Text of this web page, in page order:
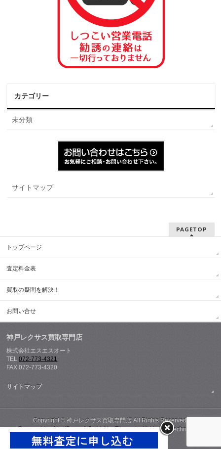
カテゴリー
未分類
サイトマップ
PAGETOP
トップページ
査定料金表
買取の疑問を解決！
お問い合せ
神戸レクサス買取専門店
株式会社エスエスオート
TEL072-773-4321
FAX 072-773-4320
サイトマップ
Copyright © 神戸レクサス買取専門店All Rights Reserved.
Powered byWordPress&BizVektor ThemebyVektor,Inc. technology.